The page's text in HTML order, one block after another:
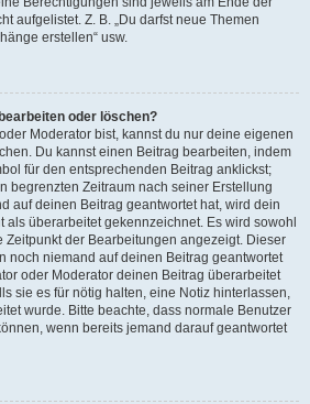
aufgelistet. Z. B. „Du darfst neue Themen
erstellen“ usw.
oder löschen?
Moderator bist, kannst du nur deine eigenen
Du kannst einen Beitrag bearbeiten, indem
für den entsprechenden Beitrag anklickst;
begrenzten Zeitraum nach seiner Erstellung
auf deinen Beitrag geantwortet hat, wird dein
als überarbeitet gekennzeichnet. Es wird sowohl
Zeitpunkt der Bearbeitungen angezeigt. Dieser
noch niemand auf deinen Beitrag geantwortet
oder Moderator deinen Beitrag überarbeitet
sie es für nötig halten, eine Notiz hinterlassen,
wurde. Bitte beachte, dass normale Benutzer
wenn bereits jemand darauf geantwortet